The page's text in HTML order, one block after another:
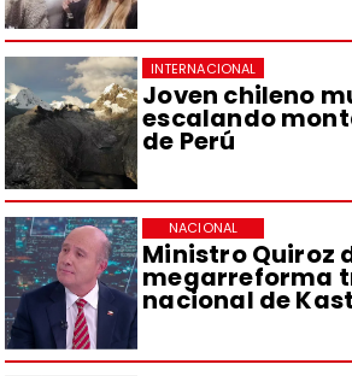
Joven chileno
escalando
de Perú
INTERNACIONAL
Ministro Quiroz
megarreforma
nacional de Kast
NACIONAL